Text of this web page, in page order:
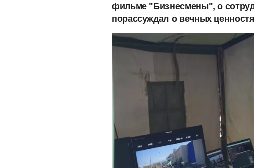
фильме "Бизнесмены", о
порассуждал о вечных